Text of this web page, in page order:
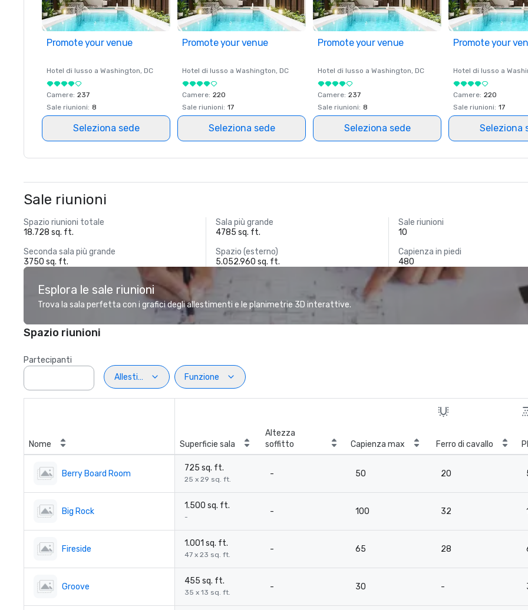
Promote your venue
Hotel di lusso a Washington, DC
Camere: 237
Sale riunioni: 8
Seleziona sede
Promote your venue
Hotel di lusso a Washington, DC
Camere: 220
Sale riunioni: 17
Seleziona sede
Promote your venue
Hotel di lusso a Washington, DC
Camere: 237
Sale riunioni: 8
Seleziona sede
Promote your
Hotel di lusso a
Camere: 220
Sale riunioni: 17
Seleziona
Sale riunioni
Spazio riunioni totale
18.728 sq. ft.
Sala più grande
4785 sq. ft.
Sale riunioni
10
Seconda sala più grande
3750 sq. ft.
Spazio (esterno)
5.052.960 sq. ft.
Capienza in piedi
480
Esplora le sale riunioni
Trova la sala perfetta con i grafici degli allestimenti e le planimetrie 3D interattive.
Spazio riunioni
Partecipanti
Allestimento
Funzione
Nome Superficie sala
Altezza
soffitto
Capienza max Ferro di cavallo
Berry Board Room
725 sq. ft.
25 x 29 sq. ft.
- 50 20
Big Rock
1.500 sq. ft.
-
- 100 32
Fireside
1.001 sq. ft.
47 x 23 sq. ft.
- 65 28
Groove
455 sq. ft.
35 x 13 sq. ft.
- 30 -